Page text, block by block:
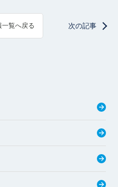
一覧へ戻る 次の記事